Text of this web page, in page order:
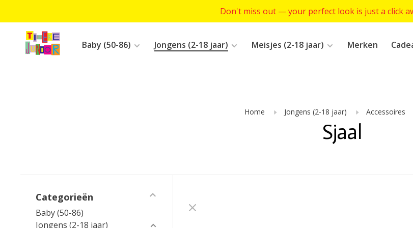
Don't miss out — your perfect look is just a click
Baby (50-86) Jongens (2-18 jaar) Meisjes (2-18 jaar) Merken
Home Jongens (2-18 jaar) Accessoires
Sjaal
Categorieën
Baby (50-86)
Jongens (2-18 jaar)